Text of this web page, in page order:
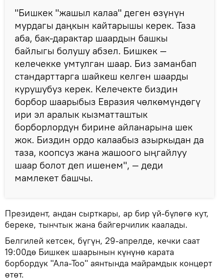
"Бишкек "жашыл калаа" деген өзүнүн
мурдагы даңкын кайтарышы керек. Таза
аба, бак-дарактар шаардын башкы
байлыгы болушу абзел. Бишкек —
келечекке умтулган шаар. Биз заманбап
стандарттарга шайкеш келген шаарды
курушубуз керек. Келечекте биздин
борбор шаарыбыз Евразия чөлкөмүндөгү
ири эл аралык кызматташтык
борборлордун бирине айланарына шек
жок. Биздин ордо калаабыз азыркыдан да
таза, коопсуз жана жашоого ыңгайлуу
шаар болот деп ишенем", — деди
мамлекет башчы.
Президент, андан сырткары, ар бир үй-бүлөгө кут,
береке, тынчтык жана байгерчилик каалады.
Белгилей кетсек, бүгүн, 29-апрелде, кечки саат
19:00дө Бишкек шаарынын күнүнө карата
борбордук "Ала-Тоо" аянтында майрамдык концерт
өтөт.